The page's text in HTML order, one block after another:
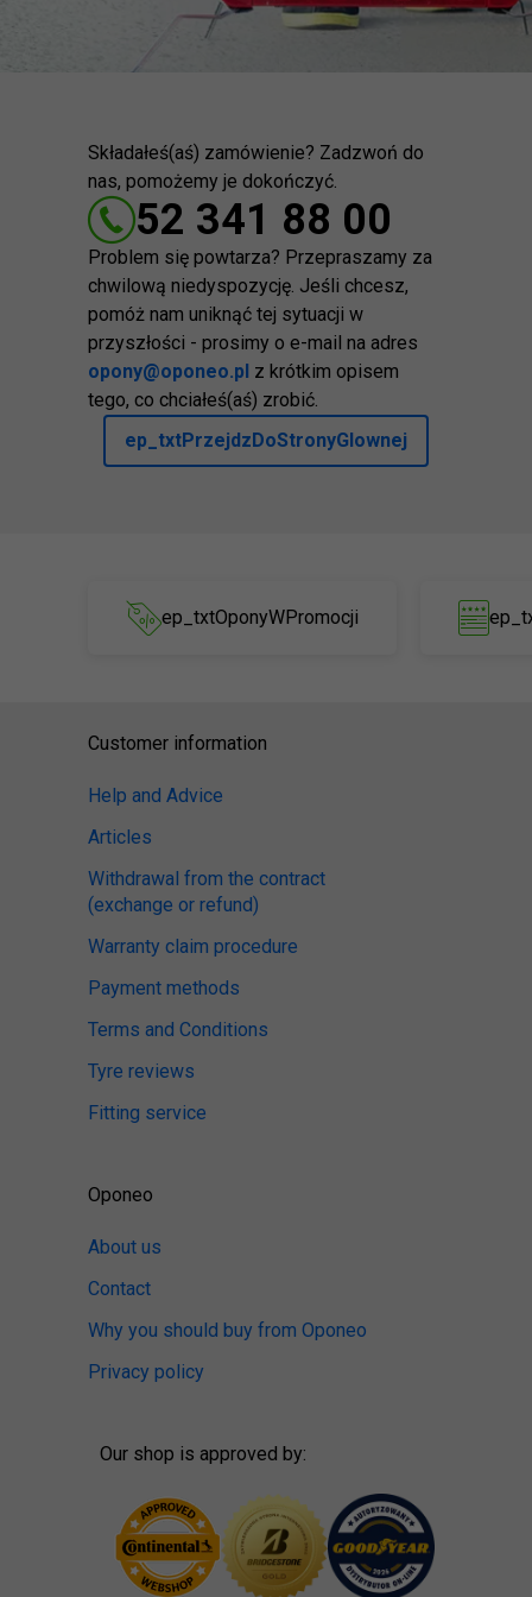
Składałeś(aś) zamówienie? Zadzwoń do
nas, pomożemy je dokończyć.
52 341 88 00
Problem się powtarza? Przepraszamy za
chwilową niedyspozycję. Jeśli chcesz,
pomóż nam uniknąć tej sytuacji w
przyszłości - prosimy o e-mail na adres
opony@oponeo.pl z krótkim opisem
tego, co chciałeś(aś) zrobić.
ep_txtPrzejdzDoStronyGlownej
ep_txtOponyWPromocji
Customer information
Help and Advice
Articles
Withdrawal from the contract
(exchange or refund)
Warranty claim procedure
Payment methods
Terms and Conditions
Tyre reviews
Fitting service
Oponeo
About us
Contact
Why you should buy from Oponeo
Privacy policy
Our shop is approved by: